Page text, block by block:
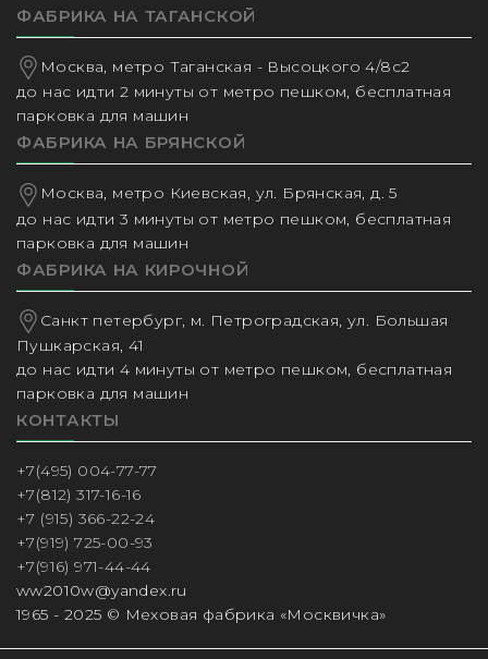
ФАБРИКА НА ТАГАНСКОЙ
Москва, метро Таганская - Высоцкого 4/8с2
до нас идти 2 минуты от метро пешком, бесплатная
парковка для машин
ФАБРИКА НА БРЯНСКОЙ
Москва, метро Киевская, ул. Брянская, д. 5
до нас идти 3 минуты от метро пешком, бесплатная
парковка для машин
ФАБРИКА НА КИРОЧНОЙ
Санкт петербург, м. Петроградская, ул. Большая
Пушкарская, 41
до нас идти 4 минуты от метро пешком, бесплатная
парковка для машин
КОНТАКТЫ
+7(495) 004-77-77
+7(812) 317-16-16
+7 (915) 366-22-24
+7(919) 725-00-93
+7(916) 971-44-44
ww2010w@yandex.ru
1965 - 2025 © Меховая фабрика «Москвичка»